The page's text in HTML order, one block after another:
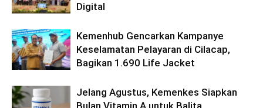
Digital
Kemenhub Gencarkan Kampanye
Keselamatan Pelayaran di Cilacap,
Bagikan 1.690 Life Jacket
Jelang Agustus, Kemenkes Siapkan
Bulan Vitamin A untuk Balita